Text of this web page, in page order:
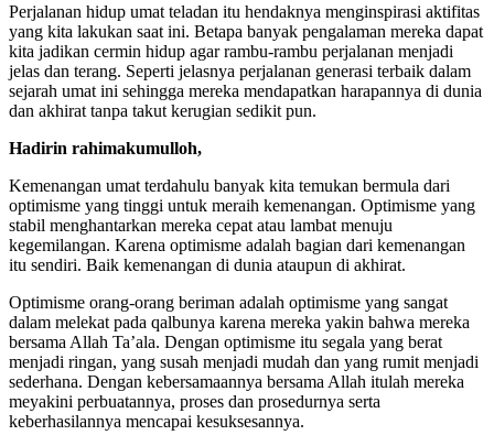
Perjalanan hidup umat teladan itu hendaknya menginspirasi aktifitas
yang kita lakukan saat ini. Betapa banyak pengalaman mereka dapat
kita jadikan cermin hidup agar rambu-rambu perjalanan menjadi
jelas dan terang. Seperti jelasnya perjalanan generasi terbaik dalam
sejarah umat ini sehingga mereka mendapatkan harapannya di dunia
dan akhirat tanpa takut kerugian sedikit pun.
Hadirin rahimakumulloh,
Kemenangan umat terdahulu banyak kita temukan bermula dari
optimisme yang tinggi untuk meraih kemenangan. Optimisme yang
stabil menghantarkan mereka cepat atau lambat menuju
kegemilangan. Karena optimisme adalah bagian dari kemenangan
itu sendiri. Baik kemenangan di dunia ataupun di akhirat.
Optimisme orang-orang beriman adalah optimisme yang sangat
dalam melekat pada qalbunya karena mereka yakin bahwa mereka
bersama Allah Ta’ala. Dengan optimisme itu segala yang berat
menjadi ringan, yang susah menjadi mudah dan yang rumit menjadi
sederhana. Dengan kebersamaannya bersama Allah itulah mereka
meyakini perbuatannya, proses dan prosedurnya serta
keberhasilannya mencapai kesuksesannya.